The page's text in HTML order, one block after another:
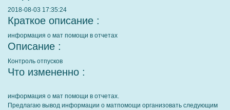
2018-08-03 17:35:24
Краткое описание :
информация о мат помощи в отчетах
Описание :
Контроль отпусков
Что измененно :
информация о мат помощи в отчетах.
Предлагаю вывод информации о матпомощи организовать следующим